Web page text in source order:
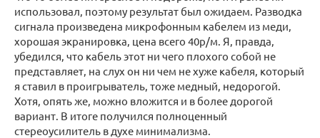
использовал, поэтому результат был ожидаем. Разводка
сигнала произведена микрофонным кабелем из меди,
хорошая экранировка, цена всего 40р/м. Я, правда,
убедился, что кабель этот ни чего плохого собой не
представляет, на слух он ни чем не хуже кабеля, который
я ставил в проигрыватель, тоже медный, недорогой.
Хотя, опять же, можно вложится и в более дорогой
вариант. В итоге получился полноценный
стереоусилитель в духе минимализма.